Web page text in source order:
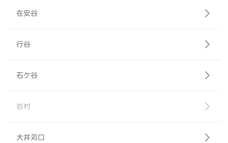
在安谷
行谷
石ケ谷
岩村
大井苅口